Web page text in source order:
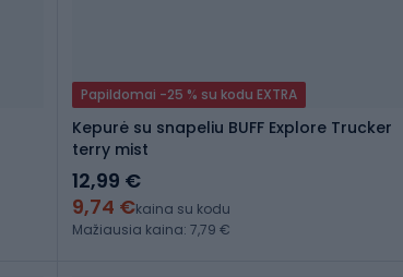
Papildomai -25 % su kodu EXTRA
Kepurė su snapeliu BUFF Explore Trucker
terry mist
12,99 €
9,74 €kaina su kodu
Mažiausia kaina: 7,79 €